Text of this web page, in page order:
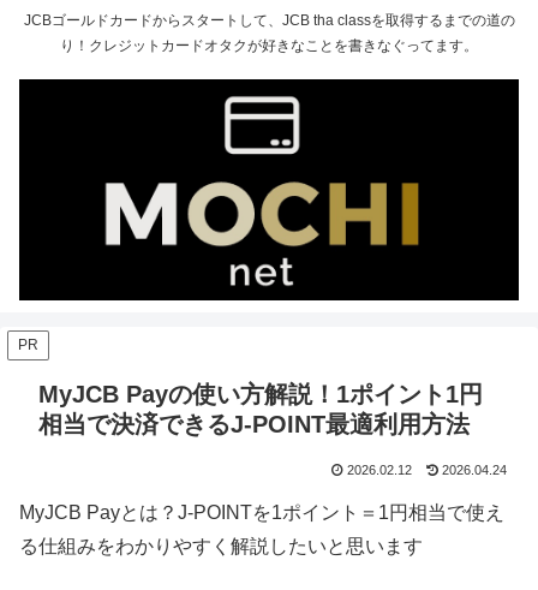
JCBゴールドカードからスタートして、JCB tha classを取得するまでの道の
り！クレジットカードオタクが好きなことを書きなぐってます。
PR
MyJCB Payの使い方解説！1ポイント1円
相当で決済できるJ-POINT最適利用方法
2026.02.12 2026.04.24
MyJCB Payとは？J-POINTを1ポイント＝1円相当で使え
る仕組みをわかりやすく解説したいと思います